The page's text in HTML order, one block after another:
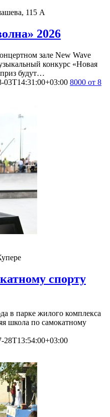
115 A
2026
зале New Wave
конкурс «Новая
будут…
03T14:31:00+03:00 8000 от 8
спорту
в парке жилого комплекса
школа по самокатному
28T13:54:00+03:00